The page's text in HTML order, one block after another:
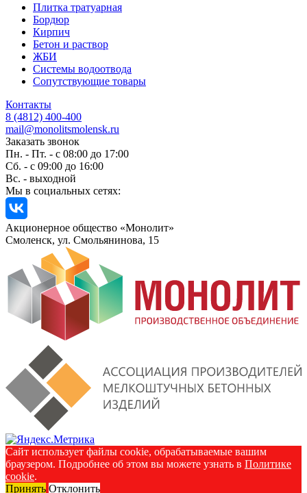
Плитка тратуарная
Бордюр
Кирпич
Бетон и раствор
ЖБИ
Системы водоотвода
Сопутствующие товары
Контакты
8 (4812) 400-400
mail@monolitsmolensk.ru
Заказать звонок
Пн. - Пт. - с 08:00 до 17:00
Сб. - с 09:00 до 16:00
Вс. - выходной
Мы в социальных сетях:
Акционерное общество «Монолит»
Смоленск, ул. Смольянинова, 15
Сайт использует файлы cookie, обрабатываемые вашим
браузером. Подробнее об этом вы можете узнать в Политике
cookie.
Принять Отклонить